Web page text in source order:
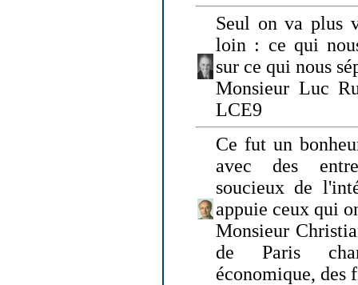
Seul on va plus
loin : ce qui
sur ce qui nous
Monsieur Luc
LCE9
Ce fut un
avec des
soucieux de
appuie ceux qui
Monsieur
de Paris
économique, des